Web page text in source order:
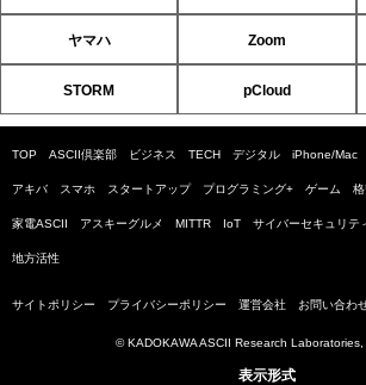
ヤマハ Zoom
STORM pCloud
TOP ASCII倶楽部 ビジネス TECH デジタル iPhone/Mac
アキバ スマホ スタートアップ プログラミング+ ゲーム
家電ASCII アスキーグルメ MITTR IoT サイバーセキュリテ
地方活性
サイトポリシー プライバシーポリシー 運営会社 お問い合わ
© KADOKAWA ASCII Research
表示形式